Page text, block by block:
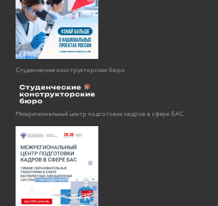
Студенческие конструкторские бюро
Межрегиональный центр подготовки кадров в сфере БАС